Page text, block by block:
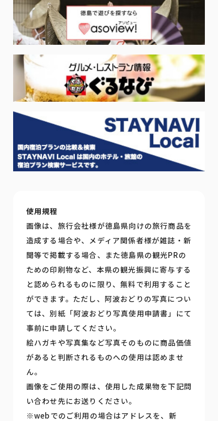
使用規程
画像は、旅行会社様が徳島県向けの旅行商品を
造成する場合や、メディア関係者様が雑誌・新
聞等で掲載する場合、また徳島県の観光PRの
ための印刷物など、本県の観光振興に寄与する
と認められるものに限り、無料で利用すること
ができます。ただし、阿波おどりの写真につい
ては、別紙「阿波おどり写真使用申請書」にて
事前に申請してください。
絵ハガキや写真集など写真そのものに商品価値
があると判断されるものへの使用は認めませ
ん。
画像をご使用の際は、使用した成果物を下記問
い合わせ先にお送りください。
※webでのご利用の場合はアドレスを、新